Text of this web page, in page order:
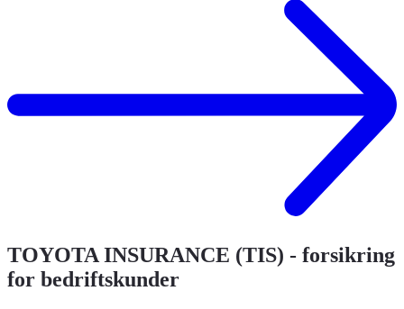
TOYOTA INSURANCE (TIS) - forsikring
for bedriftskunder